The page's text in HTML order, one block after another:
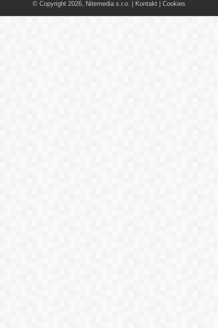
© Copyright 2026, Nitemedia s.r.o. | Kontakt Cookies